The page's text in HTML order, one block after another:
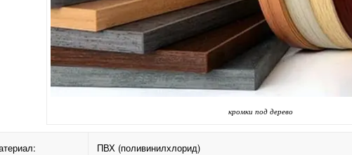
кромки под дерево
ПВХ (поливинилхлорид)